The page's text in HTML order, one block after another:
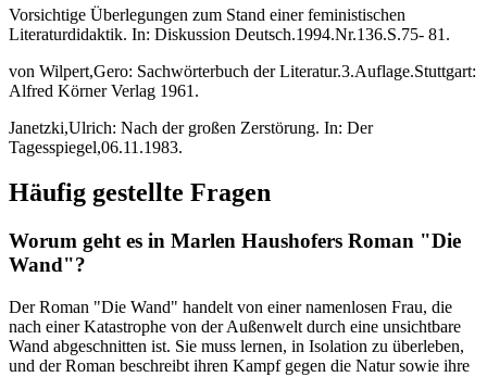
Vorsichtige Überlegungen zum Stand einer feministischen
Literaturdidaktik. In: Diskussion Deutsch.1994.Nr.136.S.75- 81.
von Wilpert,Gero: Sachwörterbuch der Literatur.3.Auflage.Stuttgart:
Alfred Körner Verlag 1961.
Janetzki,Ulrich: Nach der großen Zerstörung. In: Der
Tagesspiegel,06.11.1983.
Häufig gestellte Fragen
Worum geht es in Marlen Haushofers Roman "Die
Wand"?
Der Roman "Die Wand" handelt von einer namenlosen Frau, die
nach einer Katastrophe von der Außenwelt durch eine unsichtbare
Wand abgeschnitten ist. Sie muss lernen, in Isolation zu überleben,
und der Roman beschreibt ihren Kampf gegen die Natur sowie ihre